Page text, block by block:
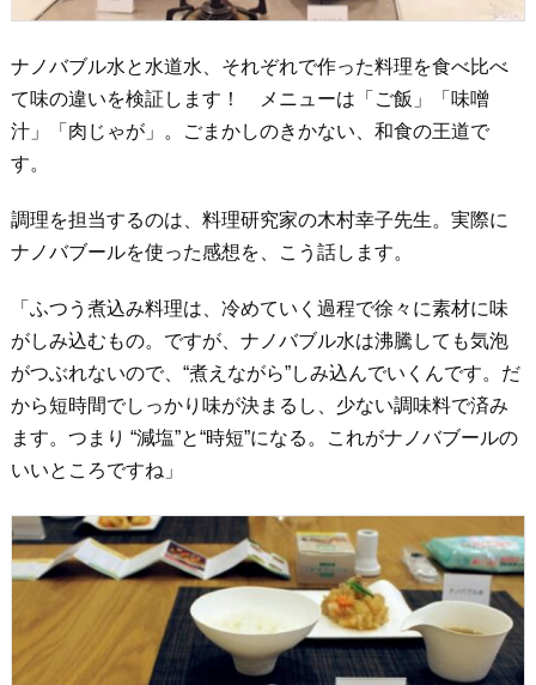
ナノバブル水と水道水、それぞれで作った料理を食べ比べ
て味の違いを検証します！ メニューは「ご飯」「味噌
汁」「肉じゃが」。ごまかしのきかない、和食の王道で
す。
調理を担当するのは、料理研究家の木村幸子先生。実際に
ナノバブールを使った感想を、こう話します。
「ふつう煮込み料理は、冷めていく過程で徐々に素材に味
がしみ込むもの。ですが、ナノバブル水は沸騰しても気泡
がつぶれないので、“煮えながら”しみ込んでいくんです。だ
から短時間でしっかり味が決まるし、少ない調味料で済み
ます。つまり “減塩”と“時短”になる。これがナノバブールの
いいところですね」